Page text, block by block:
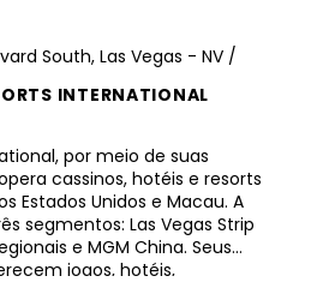
South, Las Vegas - NV /
INTERNATIONAL
por meio de suas
cassinos, hotéis e resorts
Estados Unidos e Macau. A
segmentos: Las Vegas Strip
e MGM China. Seus
jogos, hotéis,
entretenimento, varejo e